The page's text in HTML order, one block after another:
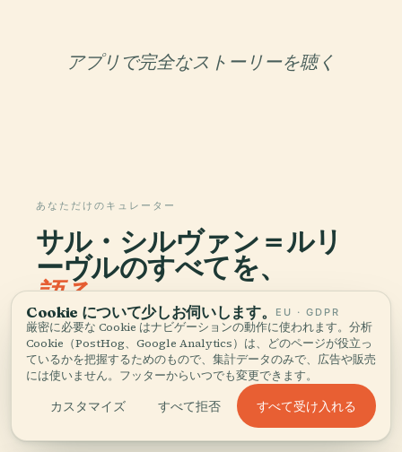
アプリで完全なストーリーを聴く
あなただけのキュレーター
サル・シルヴァン＝ルリ
ーヴルのすべてを、
語る。
96か国1,100以上の都市に対応したオーディオガイ
ド。歴史、物語、現地の知識をオフラインでお楽し
みいただけます。
Cookie について少しお伺いします。 EU · GDPR
厳密に必要な Cookie はナビゲーションの動作に使われます。分析
Cookie（PostHog、Google Analytics）は、どのページが役立っ
ているかを把握するためのもので、集計データのみで、広告や販売
には使いません。フッターからいつでも変更できます。
カスタマイズ すべて拒否 すべて受け入れる